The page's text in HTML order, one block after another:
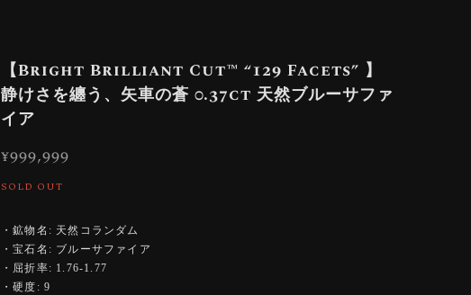
【Bright Brilliant Cut™️ “129 Facets” 】
静けさを纏う、矢車の蒼 0.37ct 天然ブルーサファ
イア
¥999,999
SOLD OUT
・鉱物名: 天然コランダム
・宝石名: ブルーサファイア
・屈折率: 1.76-1.77
・硬度: 9